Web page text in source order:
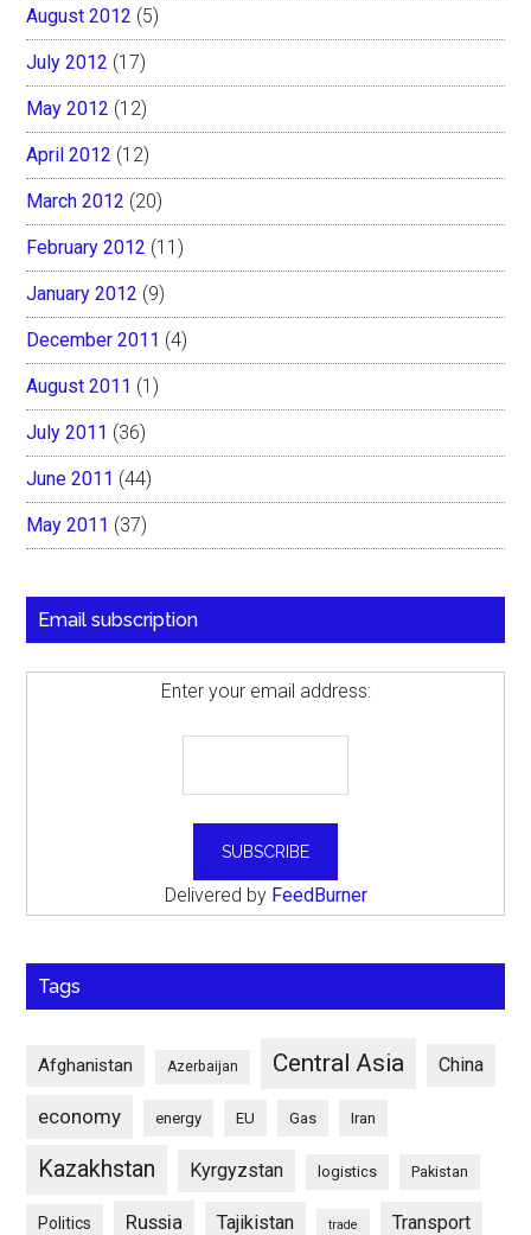
August 2012 (5)
July 2012 (17)
May 2012 (12)
April 2012 (12)
March 2012 (20)
February 2012 (11)
January 2012 (9)
December 2011 (4)
August 2011 (1)
July 2011 (36)
June 2011 (44)
May 2011 (37)
Email subscription
Enter your email address:
Delivered by FeedBurner
Tags
Afghanistan Azerbaijan Central Asia China
economy energy EU Gas Iran
Kazakhstan Kyrgyzstan logistics Pakistan
Politics Russia Tajikistan trade Transport